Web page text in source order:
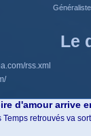
Le
rss.xml
d'amour arrive
retrouvés va